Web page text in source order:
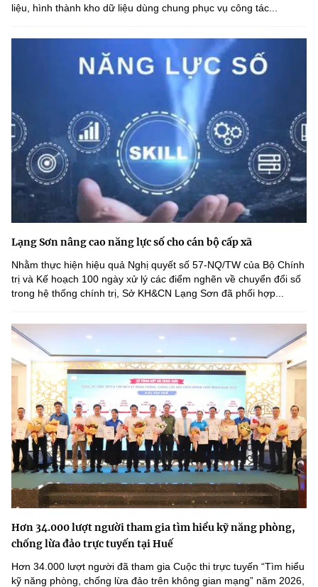
liệu, hình thành kho dữ liệu dùng chung phục vụ công tác...
Lạng Sơn nâng cao năng lực số cho cán bộ cấp xã
Nhằm thực hiện hiệu quả Nghị quyết số 57-NQ/TW của Bộ Chính
trị và Kế hoạch 100 ngày xử lý các điểm nghẽn về chuyển đổi số
trong hệ thống chính trị, Sở KH&CN Lạng Sơn đã phối hợp...
Hơn 34.000 lượt người tham gia tìm hiểu kỹ năng phòng,
chống lừa đảo trực tuyến tại Huế
Hơn 34.000 lượt người đã tham gia Cuộc thi trực tuyến “Tìm hiểu
kỹ năng phòng, chống lừa đảo trên không gian mạng” năm 2026,